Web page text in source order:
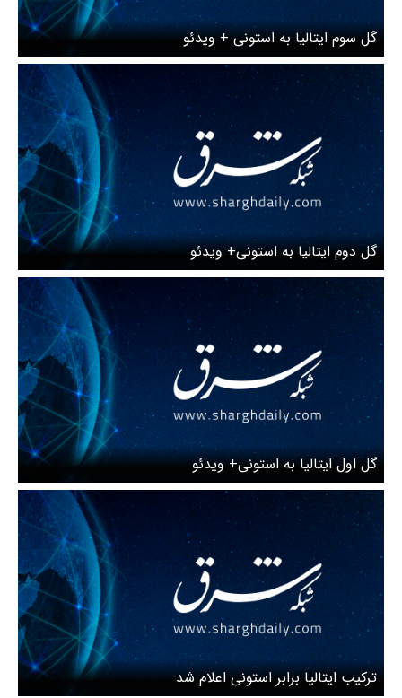
گل سوم ایتالیا به استونی + ویدئو
گل دوم ایتالیا به استونی+ ویدئو
گل اول ایتالیا به استونی+ ویدئو
ترکیب ایتالیا برابر استونی اعلام شد